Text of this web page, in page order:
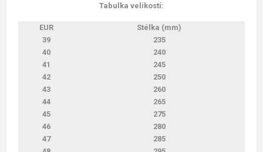
Tabulka velikostí:
EUR
Stélka (mm)
39
235
40
240
41
245
42
250
43
260
44
265
45
275
46
280
47
285